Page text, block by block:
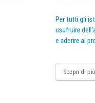
Per tutti gli
usufruire
e aderire al
Scopri di più